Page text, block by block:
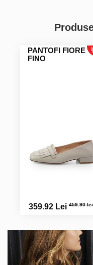
PANTOFI FIORE
FINO
359.92 Lei459.90 lei